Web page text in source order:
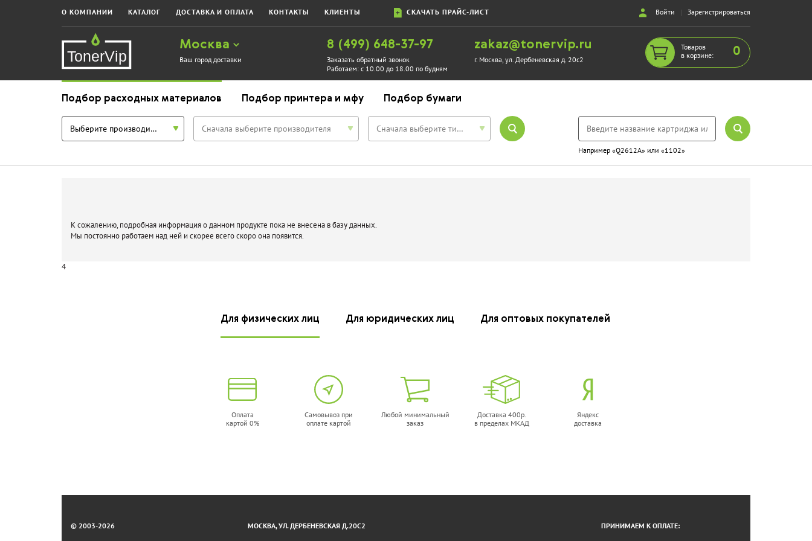
О КОМПАНИИ КАТАЛОГ ДОСТАВКА И ОПЛАТА КОНТАКТЫ КЛИЕНТЫ СКАЧАТЬ ПРАЙС-ЛИСТ Войти | Зарегистрироваться
Москва
Ваш город доставки
8 (499) 648-37-97
Заказать обратный звонок
Работаем: с 10.00 до 18.00 по будням
zakaz@tonervip.ru
г. Москва, ул. Дербеневская д. 20с2
Товаров
в корзине:
0
Подбор расходных материалов Подбор принтера и мфу Подбор бумаги
Выберите производителя Сначала выберите производителя Сначала выберите тип устройства
Например «Q2612A» или «1102»
К сожалению, подробная информация о данном продукте пока не внесена в базу данных.
Мы постоянно работаем над ней и скорее всего скоро она появится.
4
Для физических лиц Для юридических лиц Для оптовых покупателей
Оплата
картой 0%
Самовывоз при
оплате картой
Любой минимальный
заказ
Доставка 400р.
в пределах МКАД
Яндекс
доставка
© 2003-2026 МОСКВА, УЛ. ДЕРБЕНЕВСКАЯ Д.20С2 ПРИНИМАЕМ К ОПЛАТЕ: